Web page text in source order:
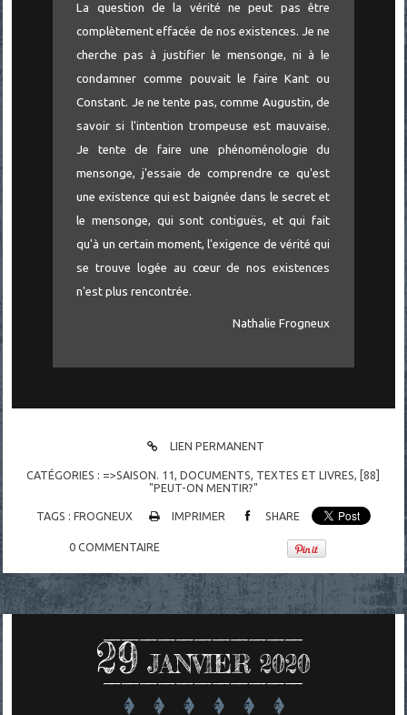
La question de la vérité ne peut pas être
complètement effacée de nos existences. Je ne
cherche pas à justifier le mensonge, ni à le
condamner comme pouvait le faire Kant ou
Constant. Je ne tente pas, comme Augustin, de
savoir si l'intention trompeuse est mauvaise.
Je tente de faire une phénoménologie du
mensonge, j'essaie de comprendre ce qu'est
une existence qui est baignée dans le secret et
le mensonge, qui sont contiguës, et qui fait
qu'à un certain moment, l'exigence de vérité qui
se trouve logée au cœur de nos existences
n'est plus rencontrée.
Nathalie Frogneux
LIEN PERMANENT
CATÉGORIES : =>SAISON. 11,DOCUMENTS, TEXTES ET LIVRES, [88]
"PEUT-ON MENTIR?"
TAGS : FROGNEUX IMPRIMER SHARE
0 COMMENTAIRE
29 JANVIER 2020